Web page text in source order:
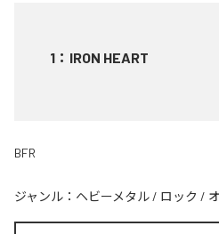
1 ： IRON HEART
BFR
ジャンル： ヘビーメタル / ロック /